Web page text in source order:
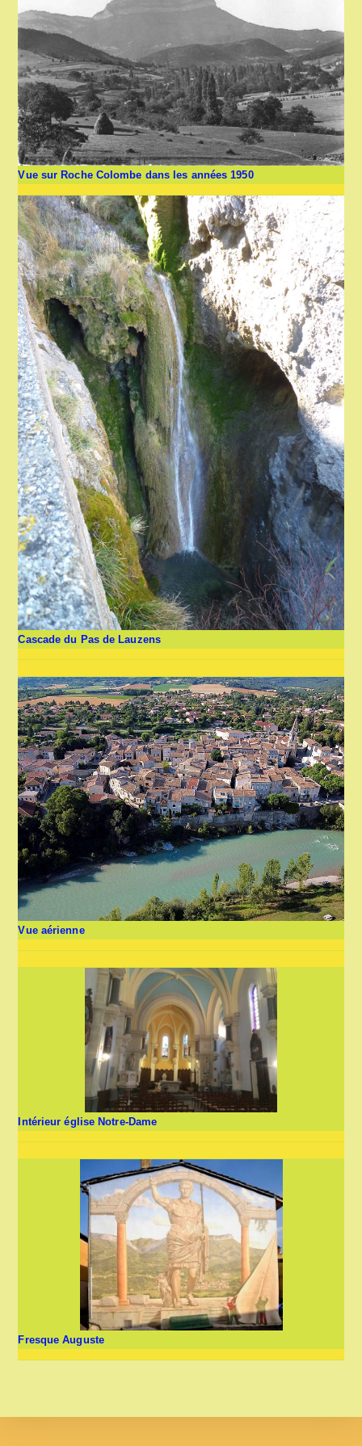
Vue sur Roche Colombe dans les années 1950
Cascade du Pas de Lauzens
Vue aérienne
Intérieur église Notre-Dame
Fresque Auguste